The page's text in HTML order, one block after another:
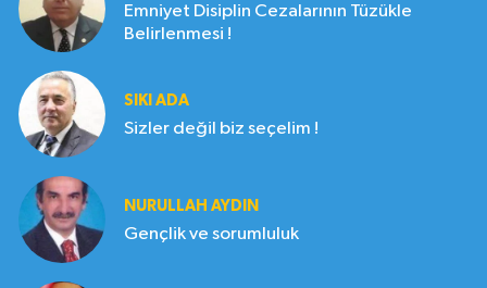
Emniyet Disiplin Cezalarının Tüzükle
Belirlenmesi !
SIKI ADA
Sizler değil biz seçelim !
NURULLAH AYDIN
Gençlik ve sorumluluk